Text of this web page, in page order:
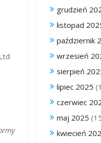
grudzień
listopad
październik
wrzesień
sierpień
lipiec 2025
czerwiec
maj 2025
kwiecień